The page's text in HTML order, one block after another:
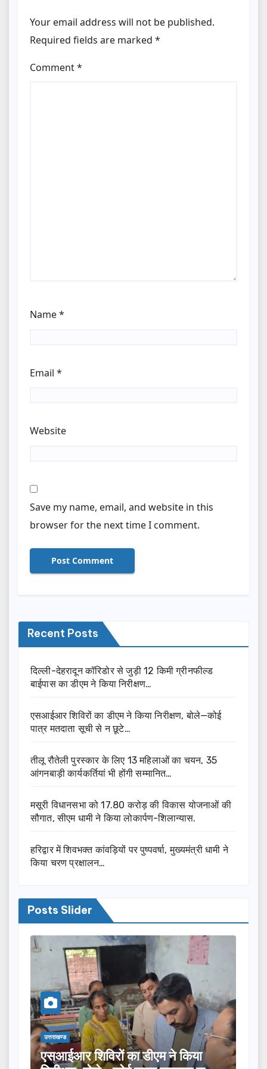
Your email address will not be published.
Required fields are marked *
Comment*
Name*
Email *
Website
Save my name, email, and website in this
browser for the next time I comment.
Recent Posts
दिल्ली-देहरादून कॉरिडोर से जुड़ी 12 किमी ग्रीनफील्ड
बाईपास का डीएम ने किया निरीक्षण…
एसआईआर शिविरों का डीएम ने किया निरीक्षण, बोले—कोई
पात्र मतदाता सूची से न छूटे…
तीलू रौतेली पुरस्कार के लिए 13 महिलाओं का चयन, 35
आंगनबाड़ी कार्यकर्तियां भी होंगी सम्मानित…
मसूरी विधानसभा को 17.80 करोड़ की विकास योजनाओं की
सौगात, सीएम धामी ने किया लोकार्पण-शिलान्यास.
हरिद्वार में शिवभक्त कांवड़ियों पर पुष्पवर्षा, मुख्यमंत्री धामी ने
किया चरण प्रक्षालन…
Posts Slider
उत्तराखण्ड
तीलू रौतेली पुरस्कार के लिए 13 महिलाओं